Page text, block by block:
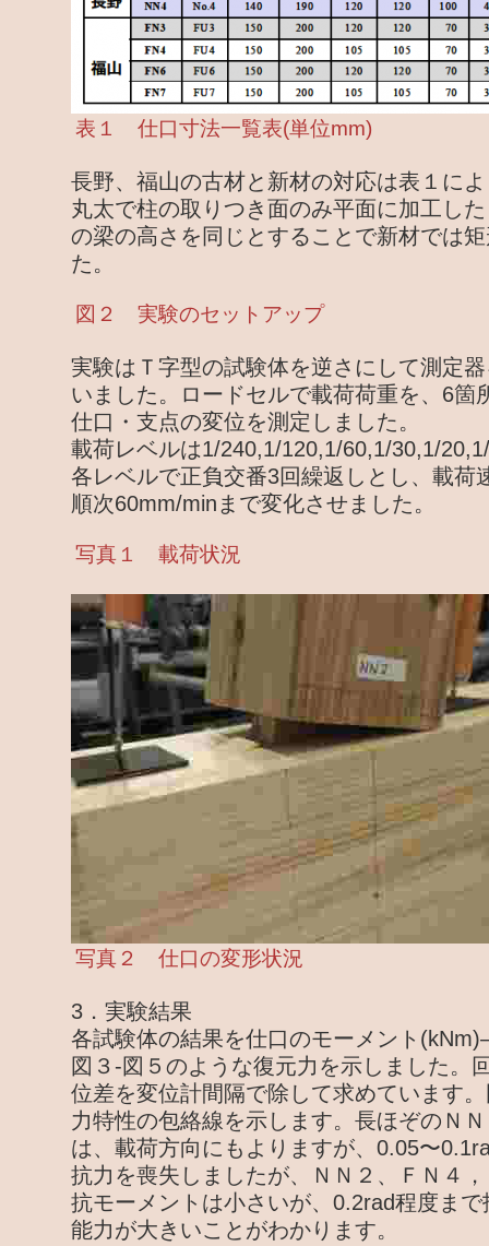
表１ 仕口寸法一覧表(単位mm)
長野、福山の古材と新材の対応は表１に
丸太で柱の取りつき面のみ平面に加工し
の梁の高さを同じとすることで新材では
た。
図２ 実験のセットアップ
実験はＴ字型の試験体を逆さにして測定
いました。ロードセルで載荷荷重を、6箇
仕口・支点の変位を測定しました。
載荷レベルは1/240,1/120,1/60,1/30,1/
各レベルで正負交番3回繰返しとし、載荷
順次60mm/minまで変化させました。
写真１ 載荷状況
写真２ 仕口の変形状況
3．実験結果
各試験体の結果を仕口のモーメント
図３-図５のような復元力を示しました。
位差を変位計間隔で除して求めています
力特性の包絡線を示します。長ほぞのＮ
は、載荷方向にもよりますが、0.05〜
抗力を喪失しましたが、ＮＮ２、ＦＮ４
抗モーメントは小さいが、0.2rad程度ま
能力が大きいことがわかります。